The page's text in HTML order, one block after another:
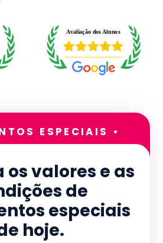
ESPECIAIS •
os valores e as
de
especiais
hoje.